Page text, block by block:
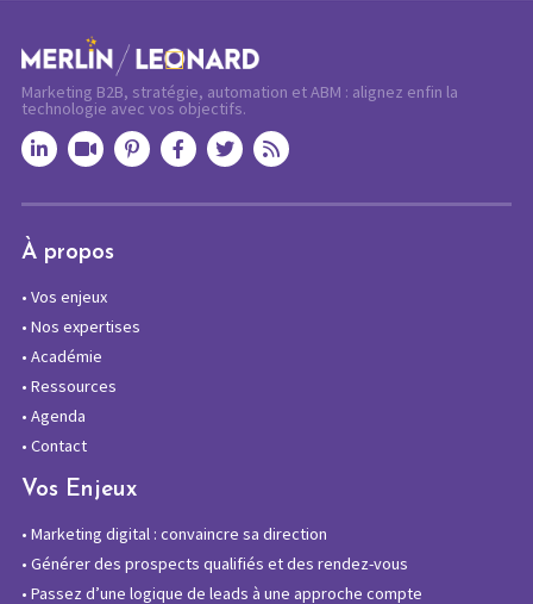
Marketing B2B, stratégie, automation et ABM : alignez enfin la
technologie avec vos objectifs.
À propos
• Vos enjeux
• Nos expertises
• Académie
• Ressources
• Agenda
• Contact
Vos Enjeux
• Marketing digital : convaincre sa direction
• Générer des prospects qualifiés et des rendez-vous
• Passez d’une logique de leads à une approche compte